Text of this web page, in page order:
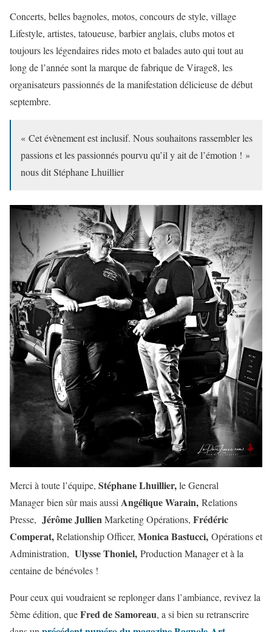
Concerts, belles bagnoles, motos, concours de style, village
Lifestyle, artistes, tatoueuse, barbier anglais, clubs motos et
toujours les légendaires rides moto et balades auto qui tout au
long de l’année sont la marque de fabrique de Virage8, les
organisateurs passionnés de la manifestation délicieuse de début
septembre.
« Cet évènement est inclusif. Nous souhaitons rassembler les
passions et les passionnés pourvu qu’il y ait de l’émotion ! »
nous dit Stéphane Lhuillier
Merci à toute l’équipe, Stéphane Lhuillier,le General
Manager bien sûr mais aussiAngélique Warain, Relations
Presse, Jérôme JullienMarketing Opérations, Frédéric
Comperat,Relationship Officer, Monica Bastucci, Opérations et
Administration, Ulysse Thoniel, Production Manager et à la
centaine de bénévoles !
Pour ceux qui voudraient se replonger dans l’ambiance, revivez la
5ème édition, queFred de Samoreau, a si bien su retranscrire